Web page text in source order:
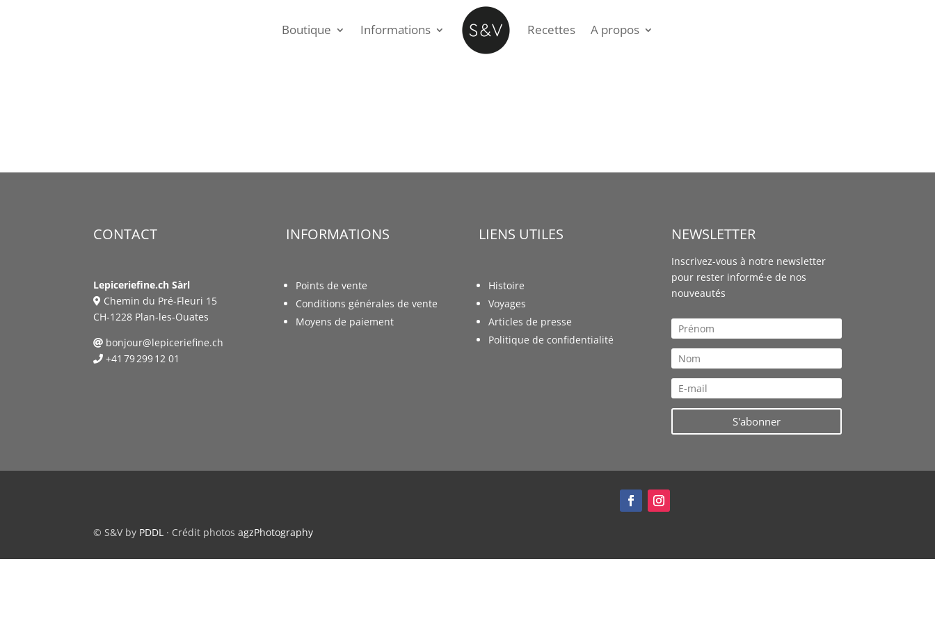
Boutique Informations Recettes A propos
CONTACT
Lepiceriefine.ch Sàrl
Chemin du Pré-Fleuri 15
CH-1228 Plan-les-Ouates
bonjour@lepiceriefine.ch
+41 79 299 12 01
INFORMATIONS
Points de vente
Conditions générales de vente
Moyens de paiement
LIENS UTILES
Histoire
Voyages
Articles de presse
Politique de confidentialité
NEWSLETTER
Inscrivez-vous à notre newsletter
pour rester informé·e de nos
nouveautés
S'abonner
© S&V by PDDL · Crédit photosagzPhotography